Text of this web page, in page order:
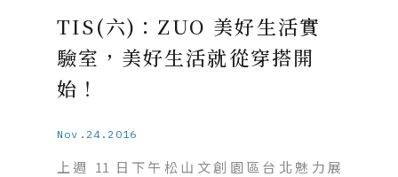
TIS(六)：ZUO 美好生活實
驗室，美好生活就從穿搭開
始！
Nov.24.2016
上週 11 日下午松山文創園區台北魅力展